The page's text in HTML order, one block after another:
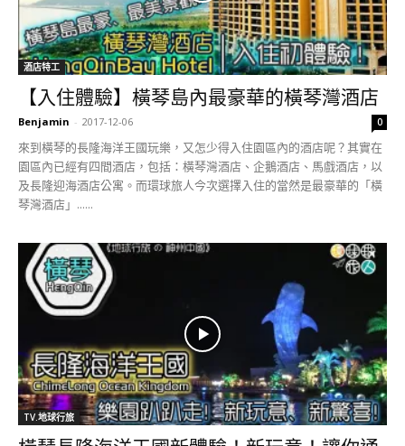
酒店特工
【入住體驗】橫琴島內最豪華的橫琴灣酒店
Benjamin - 2017-12-06 0
來到橫琴的長隆海洋王國玩樂，又怎少得入住園區內的酒店呢？其實在
園區內已經有四間酒店，包括：橫琴灣酒店、企鵝酒店、馬戲酒店，以
及長隆迎海酒店公寓。而環球旅人今次選擇入住的當然是最豪華的「橫
琴灣酒店」......
TV.地球行旅